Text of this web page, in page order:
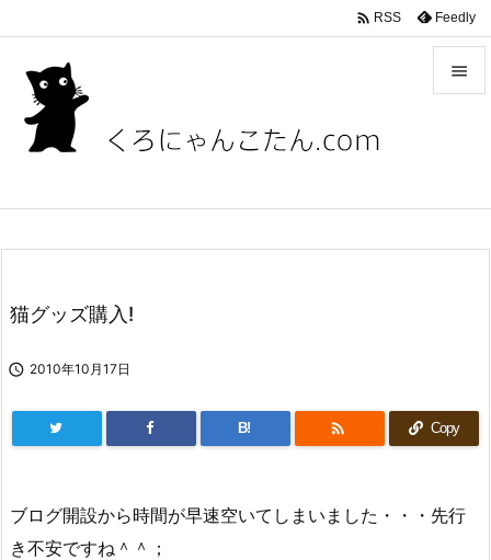

前へ
 RSS Feedly
猫グッズ購入!
 2010年10月17日
B!  Copy
ブログ開設から時間が早速空いてしまいました・・・先行
き不安ですね＾＾；